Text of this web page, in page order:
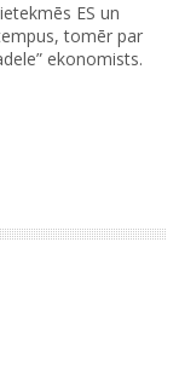
ES un
tomēr par
ekonomists.